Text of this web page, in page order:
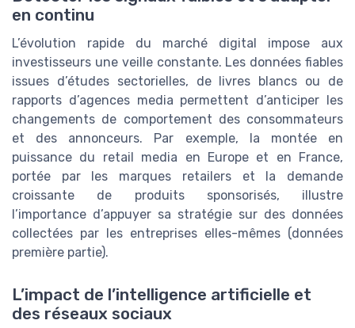
en continu
L’évolution rapide du marché digital impose aux
investisseurs une veille constante. Les données fiables
issues d’études sectorielles, de livres blancs ou de
rapports d’agences media permettent d’anticiper les
changements de comportement des consommateurs
et des annonceurs. Par exemple, la montée en
puissance du retail media en Europe et en France,
portée par les marques retailers et la demande
croissante de produits sponsorisés, illustre
l’importance d’appuyer sa stratégie sur des données
collectées par les entreprises elles-mêmes (données
première partie).
L’impact de l’intelligence artificielle et
des réseaux sociaux